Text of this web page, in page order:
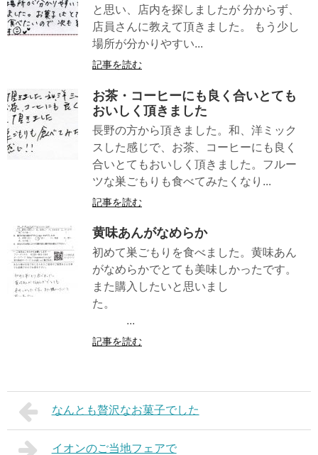
と思い、店内を探しましたが 分からず、
店員さんに教えて頂きました。 もう少し
場所が分かりやすい...
記事を読む
お茶・コーヒーにも良く合いとても
おいしく頂きました
長野の方から頂きました。和、洋ミック
スした感じで、お茶、コーヒーにも良く
合いとてもおいしく頂きました。フルー
ツな巣ごもりも食べてみたくなり...
記事を読む
黄味あんがなめらか
初めて巣ごもりを食べました。黄味あん
がなめらかでとても美味しかったです。
また購入したいと思いまし
た。
...
記事を読む
なんとも贅沢なお菓子でした
イオンのご当地フェアで